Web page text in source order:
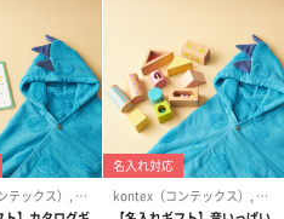
」のセットです。
の耳とアイボリーの相性はバッ